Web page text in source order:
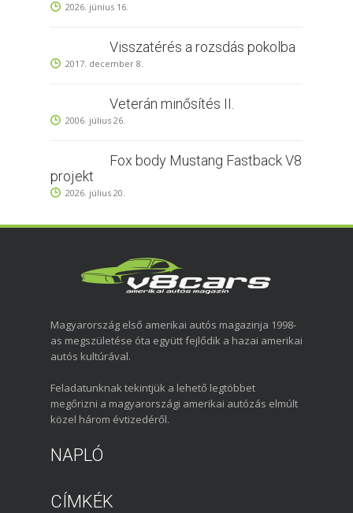
2026. június 16.
Visszatérés a rozsdás pokolba
2017. december 8.
Veterán minősítés II.
2006. július 26.
Fox body Mustang Fastback V8
projekt
2026. július 20.
Magyarország első amerikai autós magazinja 1998-
as megszületése óta együtt fejlődik a hazai amerikai
autós kultúrával.
Feladatunknak tekintjük a lehető legtöbbet
megőrizni a magyarországi amerikai autózás elmúlt
közel három évtizedéről.
NAPLÓ
CÍMKÉK